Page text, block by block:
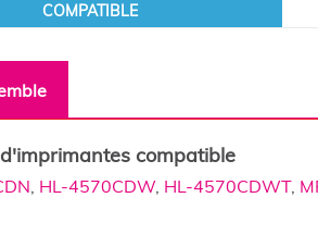
COMPATIBLE
compatible
, HL-4570CDW, HL-4570CDWT,